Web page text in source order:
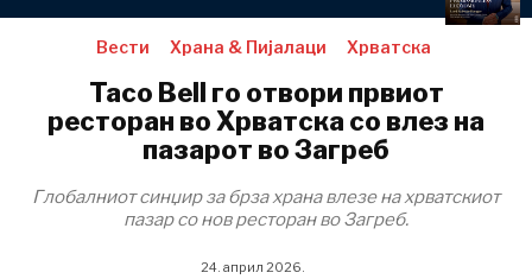
Албанија
Вести Храна & Пијалаци Хрватска
Taco Bell го отвори првиот
ресторан во Хрватска со влез на
пазарот во Загреб
Глобалниот синџир за брза храна влезе на хрватскиот
пазар со нов ресторан во Загреб.
24. април 2026.